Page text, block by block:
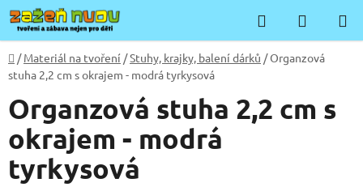
Přejít
na
obsah
Hledat
KOŠÍK
Domů
/ Materiál na tvoření /Stuhy, krajky, balení dárků /Organzová
stuha 2,2 cm s okrajem - modrá tyrkysová
Organzová stuha 2,2 cm s
okrajem - modrá
tyrkysová